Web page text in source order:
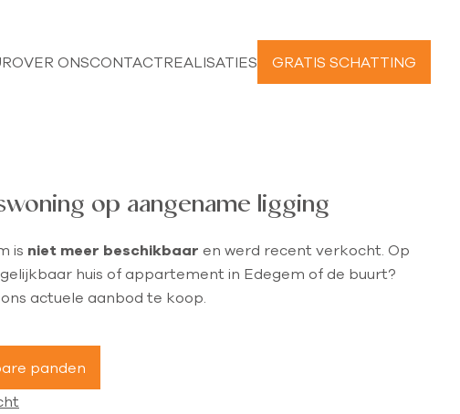
OVER ONSCONTACTREALISATIES GRATIS SCHATTING
op aangename ligging
is niet meer beschikbaar en werd recent verkocht. Op
huis of appartement in Edegem of de buurt?
actuele aanbod te koop.
panden